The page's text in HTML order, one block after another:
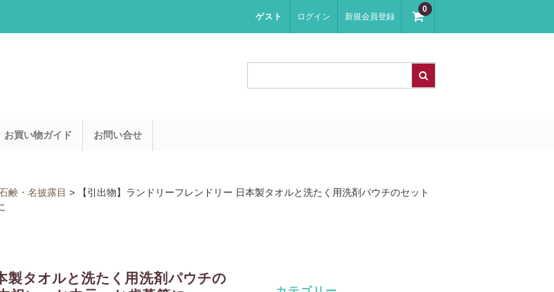
ゲスト ログイン 新規会員登録
0
お買い物ガイド お問い合せ
鹸・名披露目 >
【引出物】ランドリーフレンドリー 日本製タオルと洗たく用洗剤パウチのセット
製タオルと洗たく用洗剤パウチの